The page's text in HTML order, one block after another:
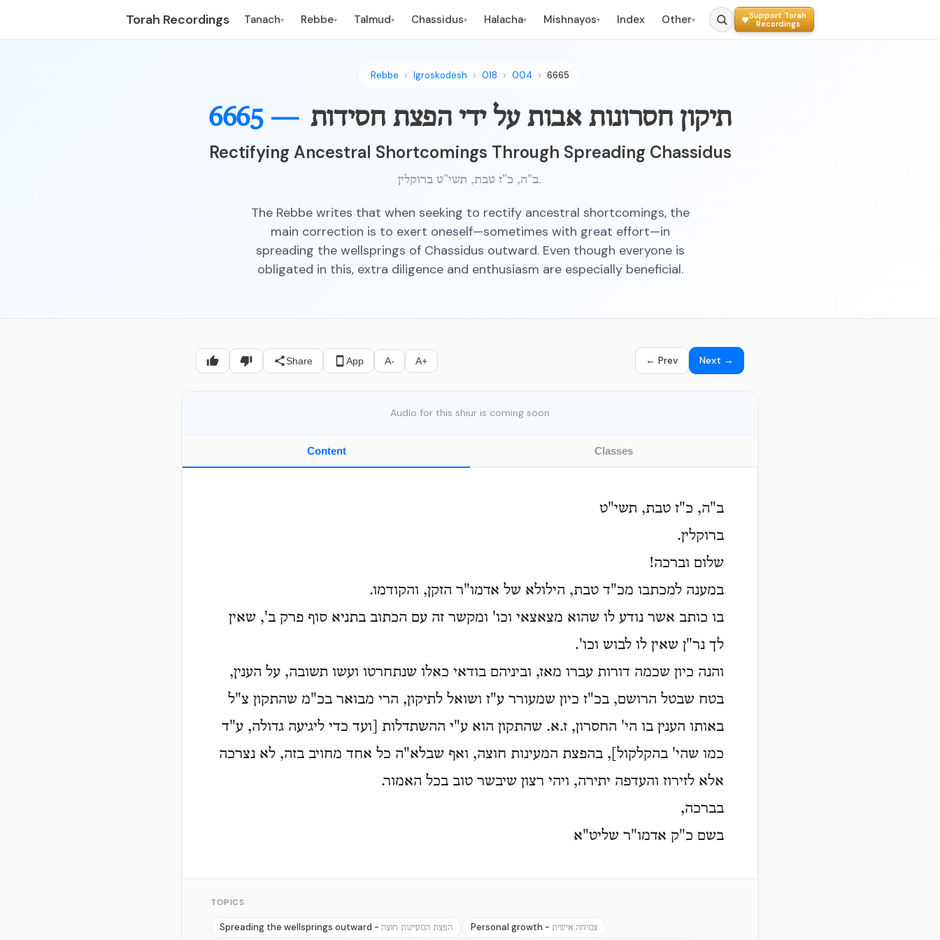
Torah Recordings Tanach▾ Rebbe▾ Talmud▾ Chassidus▾ Halacha▾ Mishnayos▾ Index Other▾
Support Torah
Recordings
Rebbe Igroskodesh 018 004 6665
6665 — תיקון חסרונות אבות על ידי הפצת חסידות
Rectifying Ancestral Shortcomings Through Spreading Chassidus
ב"ה, כ"ז טבת, תשי"ט ברוקלין.
The Rebbe writes that when seeking to rectify ancestral shortcomings, the
main correction is to exert oneself—sometimes with great effort—in
spreading the wellsprings of Chassidus outward. Even though everyone is
obligated in this, extra diligence and enthusiasm are especially beneficial.
Share App A- A+ ← Prev Next →
Audio for this shiur is coming soon
Content Classes
ב"ה, כ"ז טבת, תשי"ט
ברוקלין.
שלום וברכה!
במענה למכתבו מכ"ד טבת, הילולא של אדמו"ר הזקן, והקודמו.
בו כותב אשר נודע לו שהוא מצאצאי וכו' ומקשר זה עם הכתוב בתניא סוף פרק ב', שאין
לך נר"ן שאין לו לבוש וכו'.
והנה כיון שכמה דורות עברו מאז, וביניהם בודאי כאלו שנתחרטו ועשו תשובה, על הענין,
בטח שבטל הרושם, בכ"ז כיון שמעורר ע"ז ושואל לתיקון, הרי מבואר בכ"מ שהתקון צ"ל
באותו הענין בו הי' החסרון, ז.א. שהתקון הוא ע"י ההשתדלות [ועד כדי ליגיעה גדולה, ע"ד
כמו שהי' בהקלקול], בהפצת המעינות חוצה, ואף שבלא"ה כל אחד מחויב בזה, לא נצרכה
אלא לזירוז והעדפה יתירה, ויהי רצון שיבשר טוב בכל האמור.
בברכה,
בשם כ"ק אדמו"ר שליט"א
TOPICS
Spreading the wellsprings outward - הפצת המעיינות חוצה Personal growth - צמיחה אישית